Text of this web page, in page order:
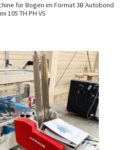
für Bogen im Format 3B Autobond
105 TH PH VS